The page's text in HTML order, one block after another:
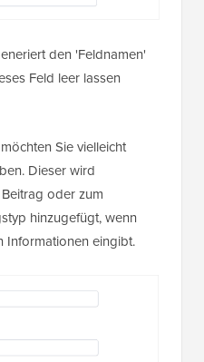
den 'Feldnamen'
Feld leer lassen
Sie vielleicht
Dieser wird
oder zum
hinzugefügt, wenn
Informationen eingibt.